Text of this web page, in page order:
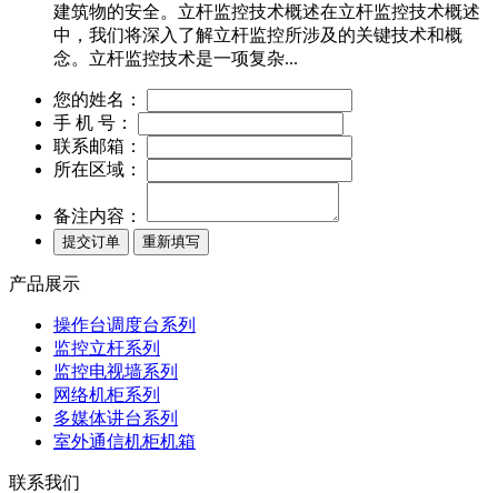
建筑物的安全。立杆监控技术概述在立杆监控技术概述
中，我们将深入了解立杆监控所涉及的关键技术和概
念。立杆监控技术是一项复杂...
您的姓名：
手 机 号：
联系邮箱：
所在区域：
备注内容：
产品展示
操作台调度台系列
监控立杆系列
监控电视墙系列
网络机柜系列
多媒体讲台系列
室外通信机柜机箱
联系我们